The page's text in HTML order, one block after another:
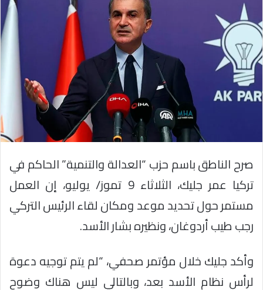
صرح الناطق باسم حزب “العدالة والتنمية” الحاكم في
تركيا عمر جليك، الثلاثاء 9 تموز/ يوليو، إن العمل
مستمر حول تحديد موعد ومكان لقاء الرئيس التركي
رجب طيب أردوغان، ونظيره بشار الأسد.
وأكد جليك خلال مؤتمر صحفي، “لم يتم توجيه دعوة
لرأس نظام الأسد بعد، وبالتالي ليس هناك وضوح